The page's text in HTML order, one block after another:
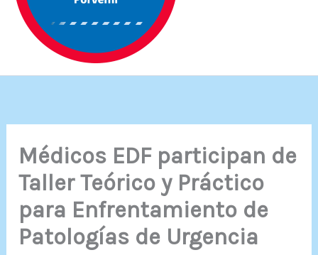
Médicos EDF participan de
Taller Teórico y Práctico
para Enfrentamiento de
Patologías de Urgencia